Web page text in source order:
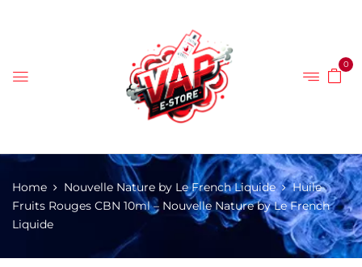
0
Home Nouvelle Nature by Le French Liquide
Huile
Fruits Rouges CBN 10ml – Nouvelle Nature by Le French
Liquide